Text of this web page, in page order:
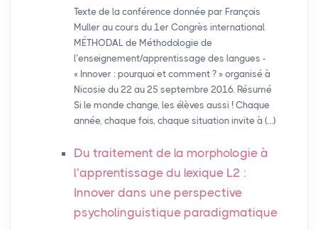
Texte de la conférence donnée par François
Muller au cours du 1er Congrès international
MÉTHODAL de Méthodologie de
l’enseignement/apprentissage des langues -
« Innover : pourquoi et comment ? » organisé à
Nicosie du 22 au 25 septembre 2016. Résumé
Si le monde change, les élèves aussi ! Chaque
année, chaque fois, chaque situation invite à (…)
Du traitement de la morphologie à
l’apprentissage du lexique L2 :
Innover dans une perspective
psycholinguistique paradigmatique